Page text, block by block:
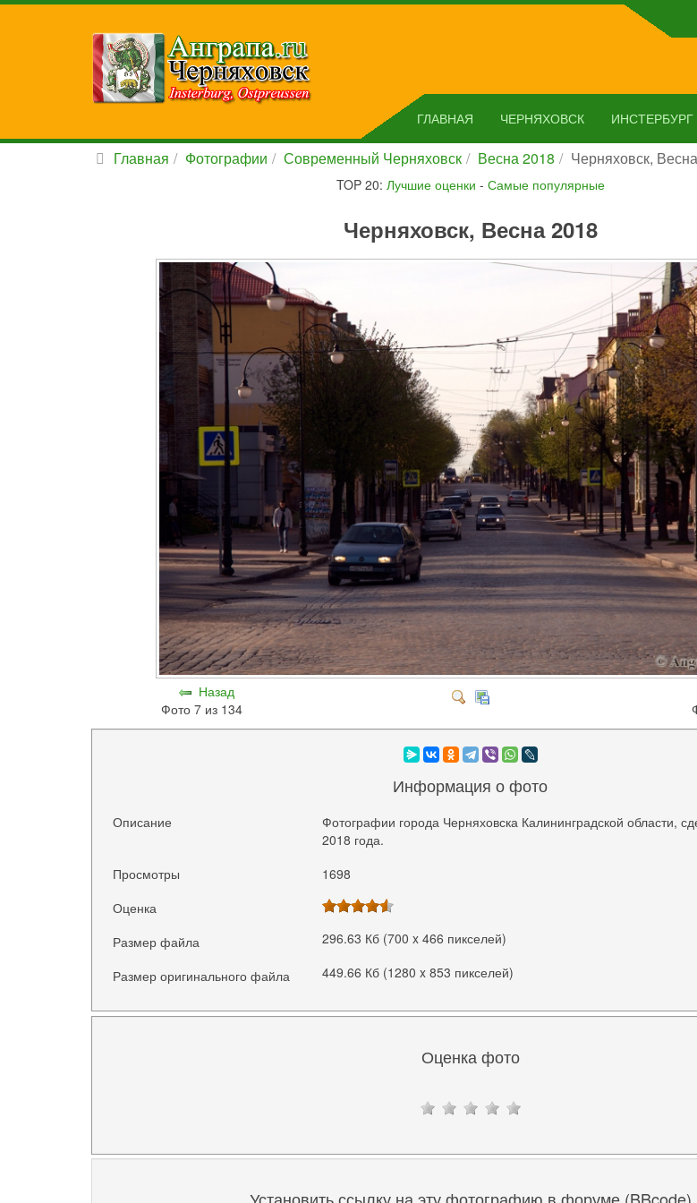
ГЛАВНАЯ ЧЕРНЯХОВСК ИНСТЕРБУРГ
Главная Фотографии Современный Черняховск Весна 2018 Черняховск,
TOP 20: Лучшие оценки - Самые популярные
Черняховск, Весна 2018
Назад
Фото 7 из 134
Информация о фото
Описание
Фотографии города Черняховска Калининградской области,
2018 года.
Просмотры
1698
Оценка
Размер файла
296.63 Кб (700 x 466 пикселей)
Размер оригинального файла 449.66 Кб (1280 x 853 пикселей)
Оценка фото
Установить ссылку на эту фотографию в форуме (BBcode)